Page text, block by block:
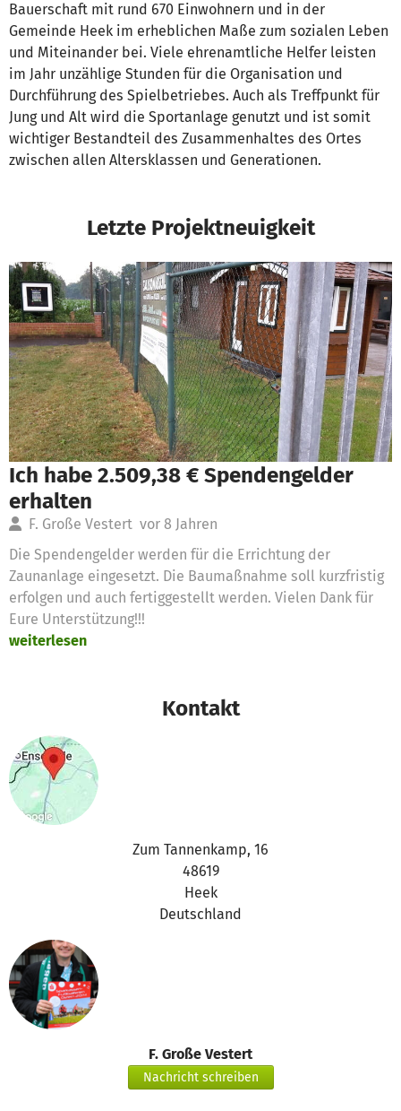
Bauerschaft mit rund 670 Einwohnern und in der
Gemeinde Heek im erheblichen Maße zum sozialen Leben
und Miteinander bei. Viele ehrenamtliche Helfer leisten
im Jahr unzählige Stunden für die Organisation und
Durchführung des Spielbetriebes. Auch als Treffpunkt für
Jung und Alt wird die Sportanlage genutzt und ist somit
wichtiger Bestandteil des Zusammenhaltes des Ortes
zwischen allen Altersklassen und Generationen.
Letzte Projektneuigkeit
Ich habe 2.509,38 € Spendengelder
erhalten
F. Große Vestert vor 8 Jahren
Die Spendengelder werden für die Errichtung der
Zaunanlage eingesetzt. Die Baumaßnahme soll kurzfristig
erfolgen und auch fertiggestellt werden. Vielen Dank für
Eure Unterstützung!!!
weiterlesen
Kontakt
Zum Tannenkamp, 16
48619
Heek
Deutschland
F. Große Vestert
Nachricht schreiben